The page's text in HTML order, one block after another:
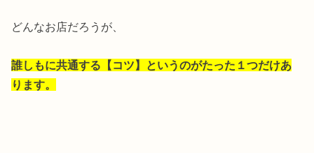
どんなお店だろうが、
誰しもに共通する【コツ】というのがたった１つだけあ
ります。